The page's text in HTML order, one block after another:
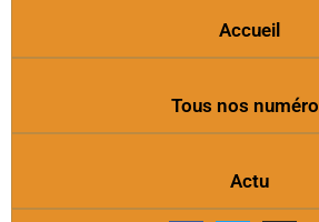
Accueil
Tous nos
Actu